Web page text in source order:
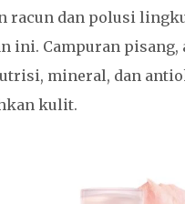
racun dan polusi
ini. Campuran pisang,
mineral, dan
kulit.